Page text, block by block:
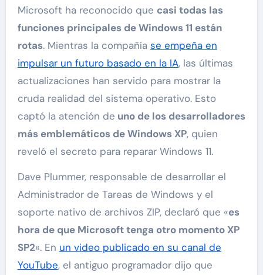
Microsoft ha reconocido que casi todas las
funciones principales de Windows 11 están
rotas. Mientras la compañía se empeña en
impulsar un futuro basado en la IA, las últimas
actualizaciones han servido para mostrar la
cruda realidad del sistema operativo. Esto
captó la atención de uno de los desarrolladores
más emblemáticos de Windows XP, quien
reveló el secreto para reparar Windows 11.
Dave Plummer, responsable de desarrollar el
Administrador de Tareas de Windows y el
soporte nativo de archivos ZIP, declaró que «es
hora de que Microsoft tenga otro momento XP
SP2«. En un video publicado en su canal de
YouTube, el antiguo programador dijo que